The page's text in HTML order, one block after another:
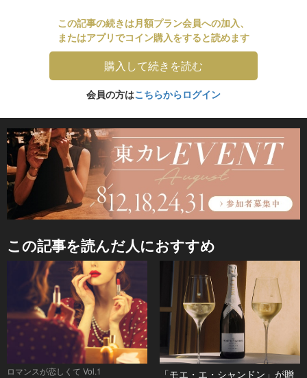
この記事の続きは月額プラン会員への加入、
またはアプリでコイン購入をすると読めます
購入して続きを読む
会員の方はこちらからログイン
この記事を読んだ人におすすめ
ロマンスが恋しくて Vol.1 「モエ・エ・シャンドン」が贈